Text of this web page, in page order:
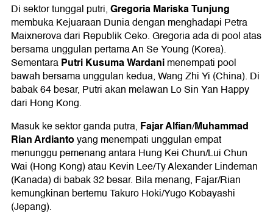
Di sektor tunggal putri,Gregoria Mariska Tunjung
membuka Kejuaraan Dunia dengan menghadapi Petra
Maixnerova dari Republik Ceko. Gregoria ada di pool atas
bersama unggulan pertama An Se Young (Korea).
SementaraPutri Kusuma Wardanimenempati pool
bawah bersama unggulan kedua, Wang Zhi Yi (China). Di
babak 64 besar, Putri akan melawan Lo Sin Yan Happy
dari Hong Kong.
Masuk ke sektor ganda putra, Fajar Alfian/Muhammad
Rian Ardiantoyang menempati unggulan empat
menunggu pemenang antara Hung Kei Chun/Lui Chun
Wai (Hong Kong) atau Kevin Lee/Ty Alexander Lindeman
(Kanada) di babak 32 besar. Bila menang, Fajar/Rian
kemungkinan bertemu Takuro Hoki/Yugo Kobayashi
(Jepang).